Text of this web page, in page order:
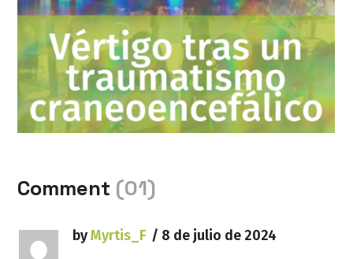
Vértigo tras un traumatismo
Comment (01)
byMyrtis_F 8 de julio de 2024